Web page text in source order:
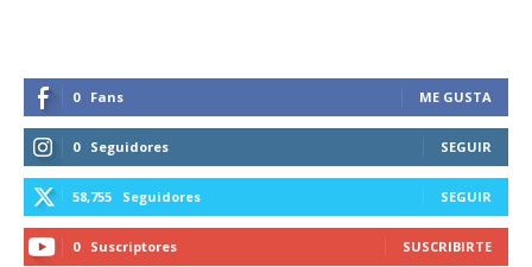
0 Fans ME GUSTA
0 Seguidores SEGUIR
58,755 Seguidores SEGUIR
0 Suscriptores SUSCRIBIRTE